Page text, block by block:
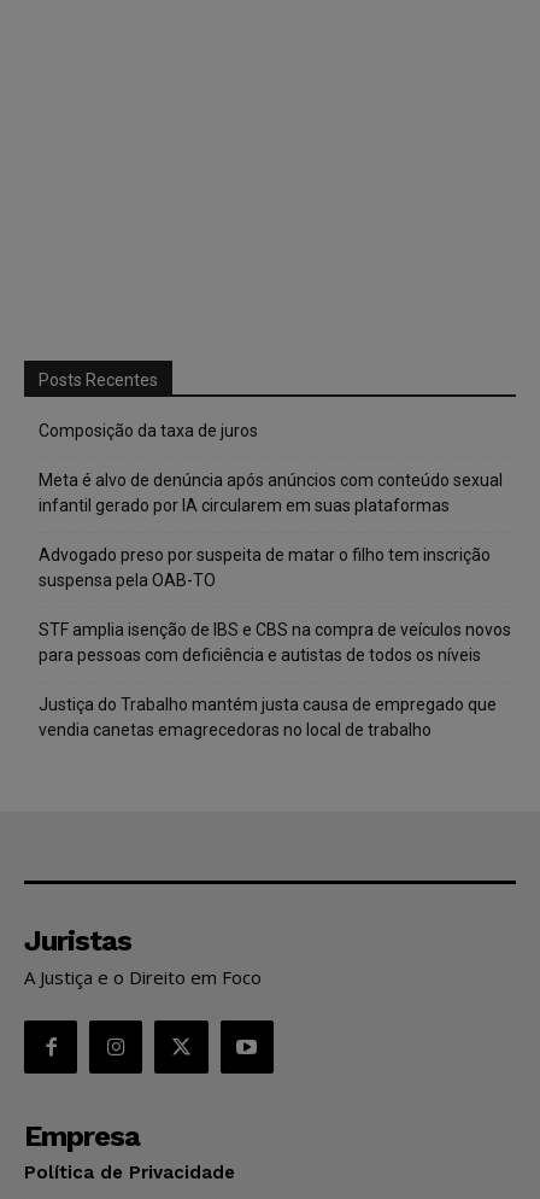
Posts Recentes
Composição da taxa de juros
Meta é alvo de denúncia após anúncios com conteúdo sexual
infantil gerado por IA circularem em suas plataformas
Advogado preso por suspeita de matar o filho tem inscrição
suspensa pela OAB-TO
STF amplia isenção de IBS e CBS na compra de veículos novos
para pessoas com deficiência e autistas de todos os níveis
Justiça do Trabalho mantém justa causa de empregado que
vendia canetas emagrecedoras no local de trabalho
Juristas
A Justiça e o Direito em Foco
Empresa
Política de Privacidade